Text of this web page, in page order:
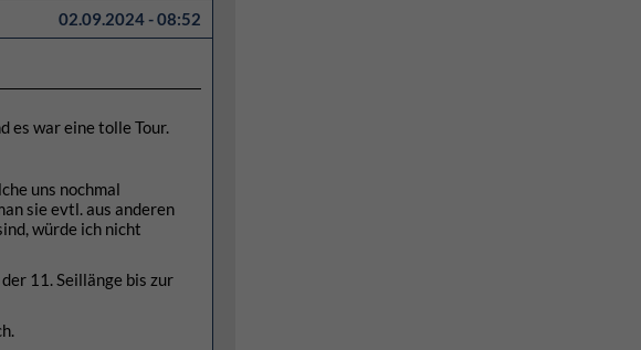
02.09.2024 - 08:52
es war eine tolle Tour.
uns nochmal
sie evtl. aus anderen
würde ich nicht
11. Seillänge bis zur